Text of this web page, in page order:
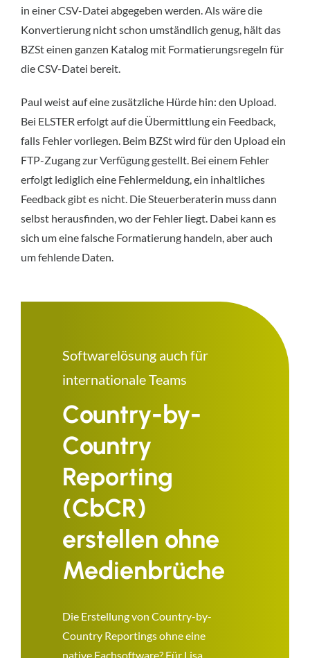
in einer CSV-Datei abgegeben werden. Als wäre die
Konvertierung nicht schon umständlich genug, hält das
BZSt einen ganzen Katalog mit Formatierungsregeln für
die CSV-Datei bereit.
Paul weist auf eine zusätzliche Hürde hin: den Upload.
Bei ELSTER erfolgt auf die Übermittlung ein Feedback,
falls Fehler vorliegen. Beim BZSt wird für den Upload ein
FTP-Zugang zur Verfügung gestellt. Bei einem Fehler
erfolgt lediglich eine Fehlermeldung, ein inhaltliches
Feedback gibt es nicht. Die Steuerberaterin muss dann
selbst herausfinden, wo der Fehler liegt. Dabei kann es
sich um eine falsche Formatierung handeln, aber auch
um fehlende Daten.
Softwarelösung auch für
internationale Teams
Country-by-
Country
Reporting
(CbCR)
erstellen ohne
Medienbrüche
Die Erstellung von Country-by-
Country Reportings ohne eine
native Fachsoftware? Für Lisa